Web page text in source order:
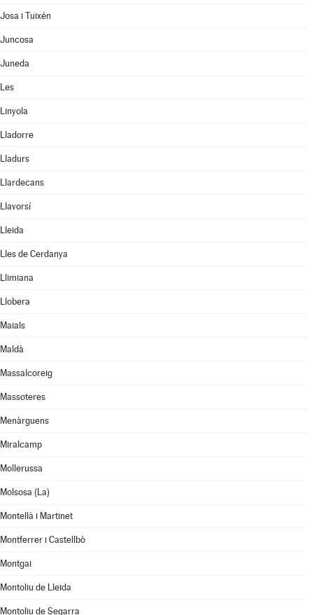
Josa i Tuixén
Juncosa
Juneda
Les
Linyola
Lladorre
Lladurs
Llardecans
Llavorsí
Lleida
Lles de Cerdanya
Llimiana
Llobera
Maials
Maldà
Massalcoreig
Massoteres
Menàrguens
Miralcamp
Mollerussa
Molsosa (La)
Montellà i Martinet
Montferrer i Castellbò
Montgai
Montoliu de Lleida
Montoliu de Segarra